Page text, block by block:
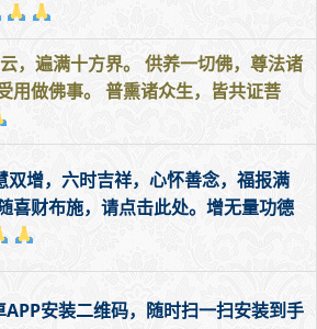
，遍满十方界。 供养一切佛，尊法诸
用做佛事。 普熏诸众生，皆共证菩
双增，六时吉祥，心怀善念，福报满
喜财布施，请点击此处。增无量功德
安装二维码，随时扫一扫安装到手